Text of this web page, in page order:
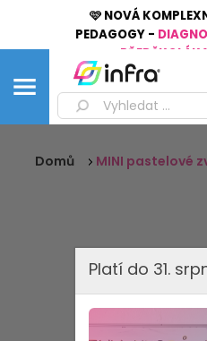
🩷 NOVÁ
PEDAGOGY -
PŘEDŠKOLÁKA
Domů MINI pastelové
Platí do 31.